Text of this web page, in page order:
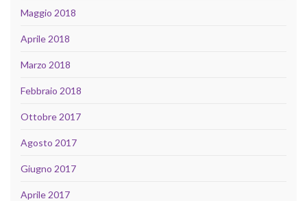
Maggio 2018
Aprile 2018
Marzo 2018
Febbraio 2018
Ottobre 2017
Agosto 2017
Giugno 2017
Aprile 2017